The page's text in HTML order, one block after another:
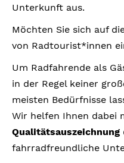
Unterkunft aus.
Möchten Sie sich auf
von Radtourist*innen
Um Radfahrende als
in der Regel keiner
meisten Bedürfnisse
Wir helfen Ihnen dabei
Qualitätsauszeichnung
fahrradfreundliche